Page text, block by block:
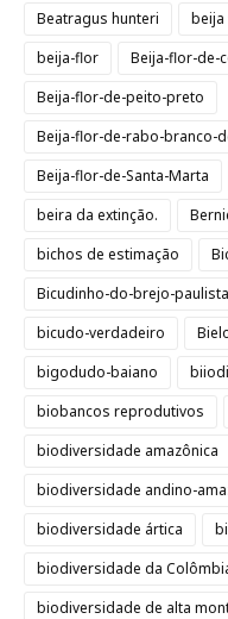
Beatragus hunteri
beija
beija-flor
Beija-flor-de-
Beija-flor-de-peito-preto
Beija-flor-de-rabo-branco-
Beija-flor-de-Santa-Marta
beira da extinção.
bichos de estimação
Bicudinho-do-brejo-paulista
bicudo-verdadeiro
bigodudo-baiano
biobancos reprodutivos
biodiversidade amazônica
biodiversidade andino-
biodiversidade ártica
biodiversidade da
biodiversidade de alta